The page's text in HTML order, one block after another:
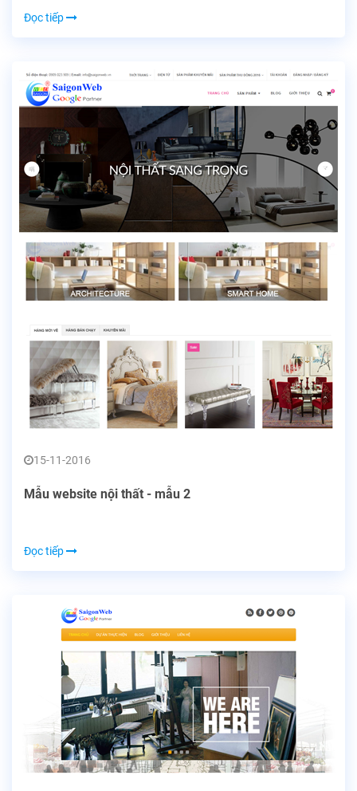
Đọc tiếp
15-11-2016
Mẫu website nội thất - mẫu 2
Đọc tiếp